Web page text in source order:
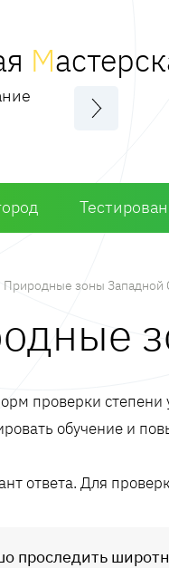
М
Природные зоны Западной
проверки
обучение и
ответа. Для
проследить